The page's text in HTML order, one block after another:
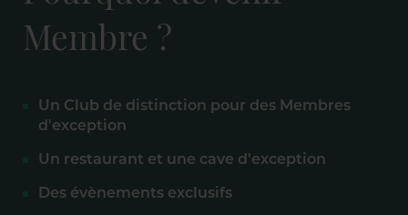
Membre ?
Un Club de distinction pour des Membres
d'exception
Un restaurant et une cave d'exception
Des évènements exclusifs